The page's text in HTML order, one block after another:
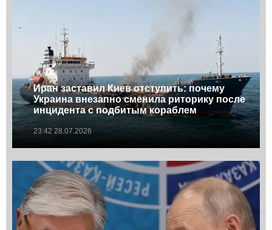
Иран заставил Киев отступить: почему
Украина внезапно сменила риторику после
инцидента с подбитым кораблем
23:42 28.07.2026